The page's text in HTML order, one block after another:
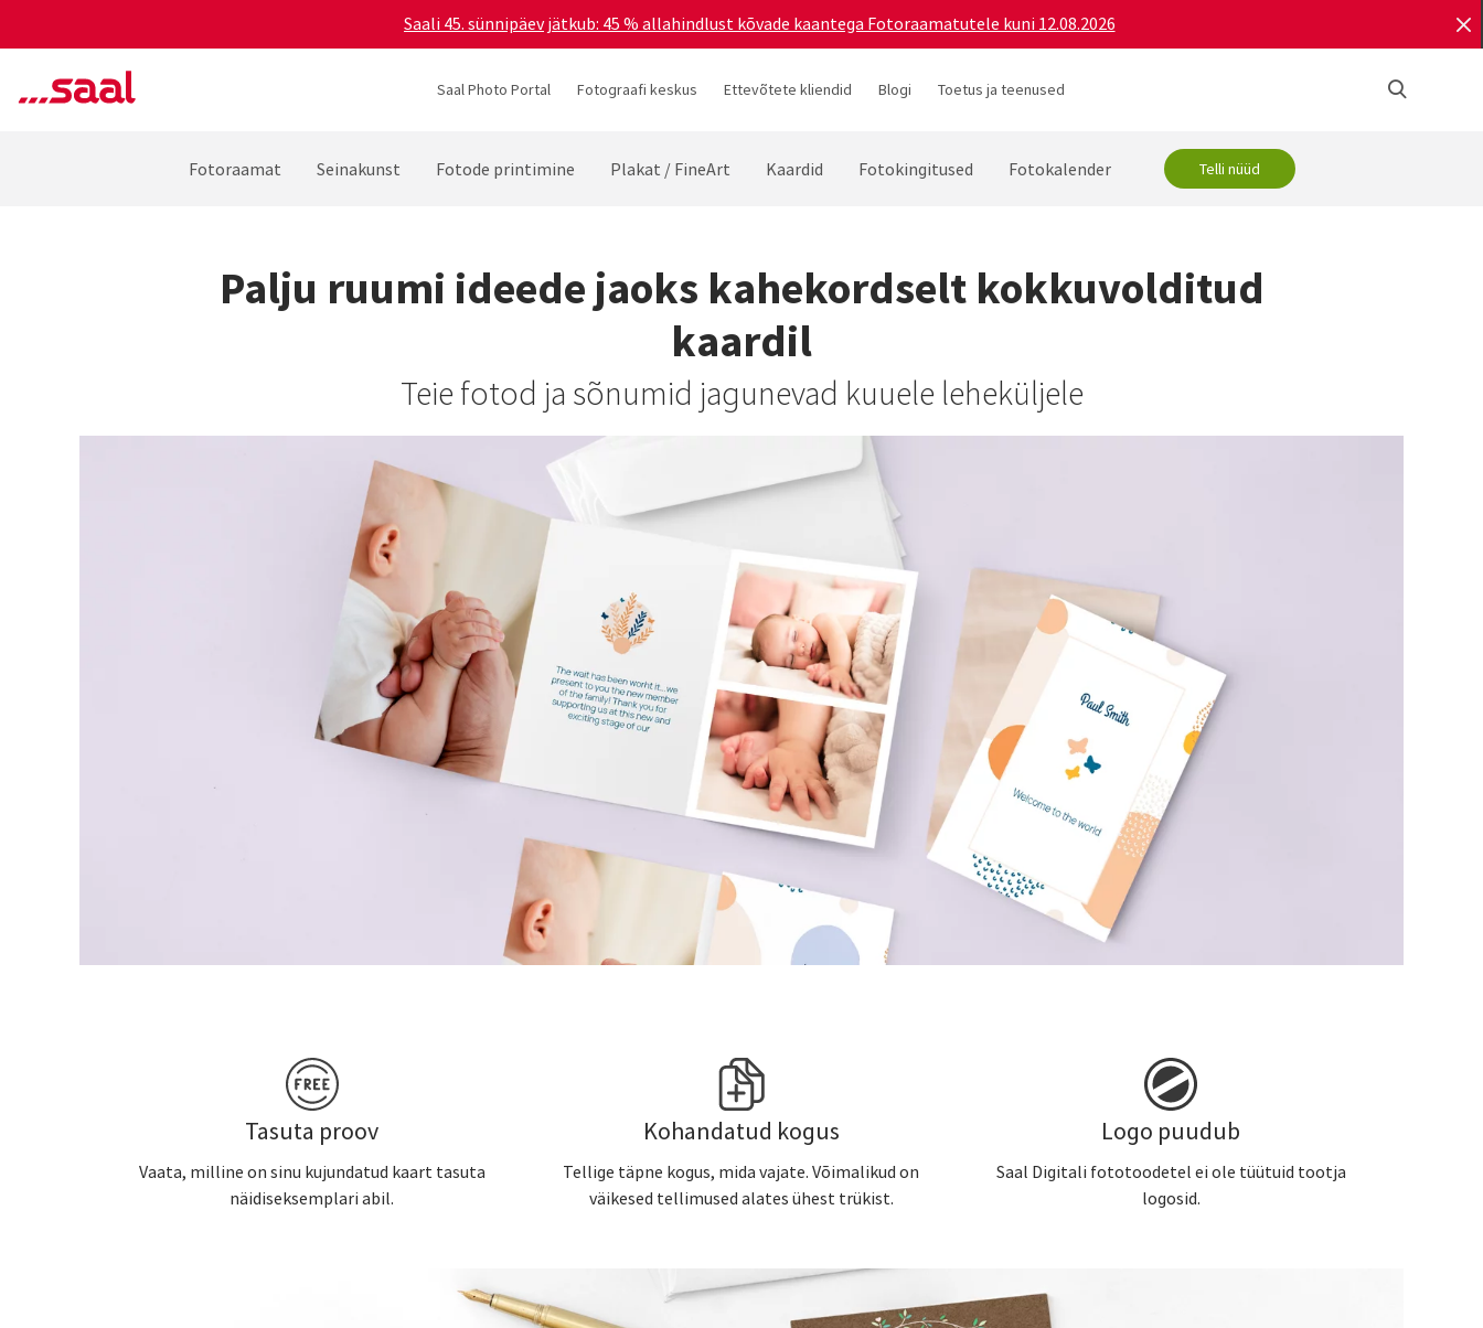
Saali 45. sünnipäev jätkub: 45 % allahindlust kõvade kaantega Fotoraamatutele kuni 12.08.2026
Saal Photo Portal Fotograafi keskus Ettevõtete kliendid Blogi Toetus ja teenused
Fotoraamat Seinakunst Fotode printimine Plakat / FineArt Kaardid Fotokingitused Fotokalender Telli nüüd
Palju ruumi ideede jaoks kahekordselt kokkuvolditud
kaardil
Teie fotod ja sõnumid jagunevad kuuele leheküljele
Tasuta proov
Vaata, milline on sinu kujundatud kaart tasuta
näidiseksemplari abil.
Kohandatud kogus
Tellige täpne kogus, mida vajate. Võimalikud on
väikesed tellimused alates ühest trükist.
Logo puudub
Saal Digitali fototoodetel ei ole tüütuid tootja
logosid.